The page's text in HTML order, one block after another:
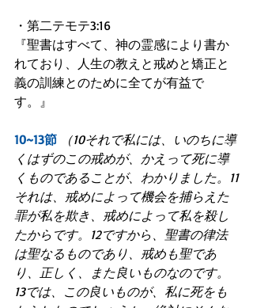
・第二テモテ3:16
『聖書はすべて、神の霊感により書か
れており、人生の教えと戒めと矯正と
義の訓練とのために全てが有益で
す。』
10~13節
（10それで私には、いのちに導
くはずのこの戒めが、かえって死に導
くものであることが、わかりました。11
それは、戒めによって機会を捕らえた
罪が私を欺き、戒めによって私を殺し
たからです。12ですから、聖書の律法
は聖なるものであり、戒めも聖であ
り、正しく、また良いものなのです。
13では、この良いものが、私に死をも